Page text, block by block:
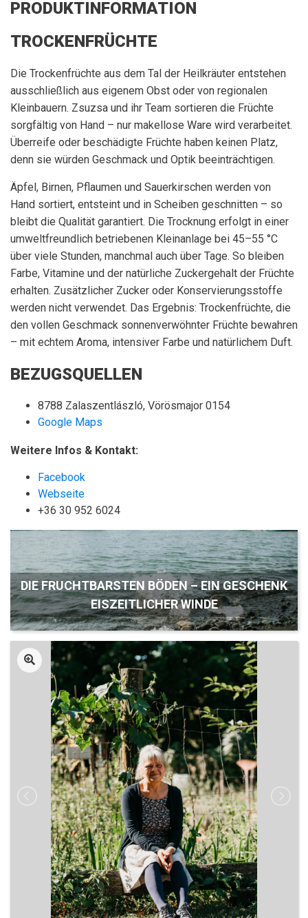
PRODUKTINFORMATION
TROCKENFRÜCHTE
Die Trockenfrüchte aus dem Tal der Heilkräuter entstehen
ausschließlich aus eigenem Obst oder von regionalen
Kleinbauern. Zsuzsa und ihr Team sortieren die Früchte
sorgfältig von Hand – nur makellose Ware wird verarbeitet.
Überreife oder beschädigte Früchte haben keinen Platz,
denn sie würden Geschmack und Optik beeinträchtigen.
Äpfel, Birnen, Pflaumen und Sauerkirschen werden von
Hand sortiert, entsteint und in Scheiben geschnitten – so
bleibt die Qualität garantiert. Die Trocknung erfolgt in einer
umweltfreundlich betriebenen Kleinanlage bei 45–55 °C
über viele Stunden, manchmal auch über Tage. So bleiben
Farbe, Vitamine und der natürliche Zuckergehalt der Früchte
erhalten. Zusätzlicher Zucker oder Konservierungsstoffe
werden nicht verwendet. Das Ergebnis: Trockenfrüchte, die
den vollen Geschmack sonnenverwöhnter Früchte bewahren
– mit echtem Aroma, intensiver Farbe und natürlichem Duft.
BEZUGSQUELLEN
8788 Zalaszentlászló, Vörösmajor 0154
Google Maps
Weitere Infos & Kontakt:
Facebook
Webseite
+36 30 952 6024
DIE FRUCHTBARSTEN BÖDEN – EIN GESCHENK
EISZEITLICHER WINDE